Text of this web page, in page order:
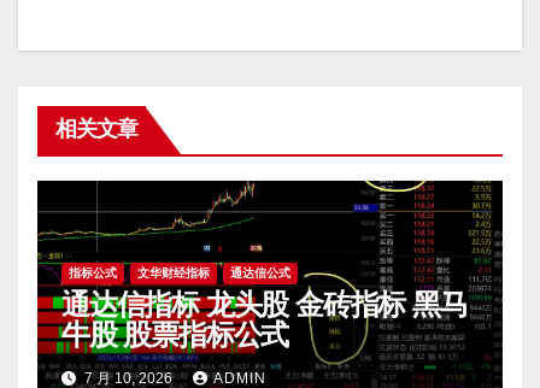
相关文章
指标公式 文华财经指标 通达信公式
通达信指标 龙头股 金砖指标 黑马
牛股 股票指标公式
7 月 10, 2026 ADMIN